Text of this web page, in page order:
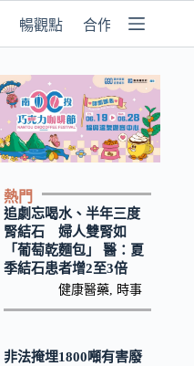
暢觀點 合作媒體
熱門
追劇忘喝水、半年三度
腎結石 婦人雙腎如
「葡萄乾麵包」 醫：夏
季結石患者增2至3倍
健康醫藥 時事
非法掩埋1800噸有害廢